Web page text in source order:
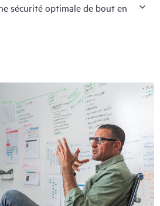
sécurité optimale de bout en